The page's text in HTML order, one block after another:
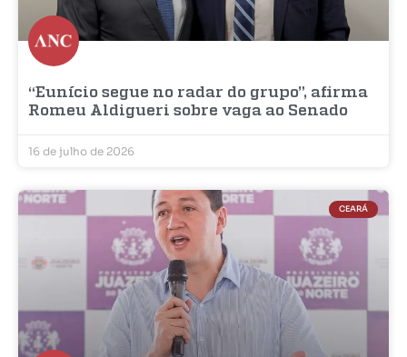
“Eunício segue no radar do grupo”, afirma
Romeu Aldigueri sobre vaga ao Senado
16 de julho de 2026
CEARÁ